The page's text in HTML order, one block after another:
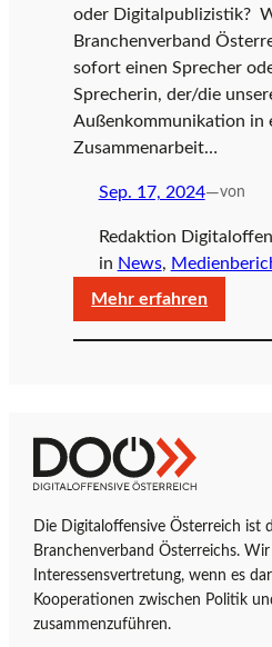
oder Digitalpublizistik?
Branchenverband
sofort einen Sprecher
Sprecherin, der/die
Außenkommunikation in
Zusammenarbeit…
Sep. 17, 2024—von
Redaktion
in News,
Mehr erfahren:
Ab
gesucht!
Z
u
S
t
a
r
D
i
i
t
a
l
Die Digitaloffensive Österreich ist
Branchenverband Österreichs.
Interessensvertretung, wenn es
Kooperationen zwischen Politik
zusammenzuführen.